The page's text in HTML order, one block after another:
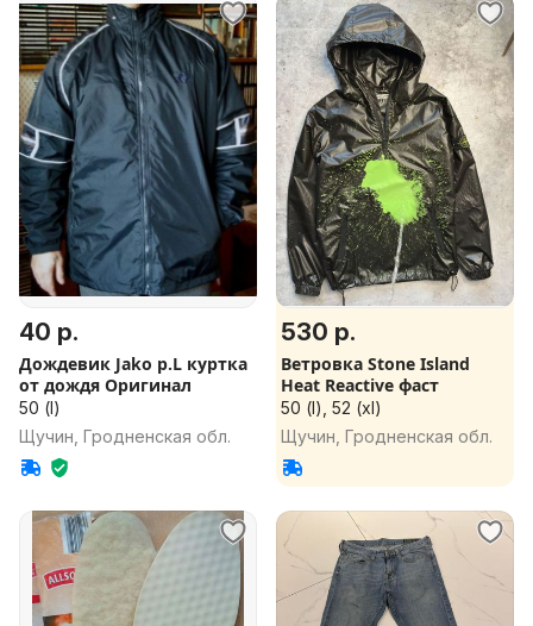
40 р.
Дождевик Jako р.L куртка
от дождя Оригинал
50 (l)
Щучин, Гродненская обл.
530 р.
Ветровка Stone Island
Heat Reactive фаст
50 (l), 52 (xl)
Щучин, Гродненская обл.